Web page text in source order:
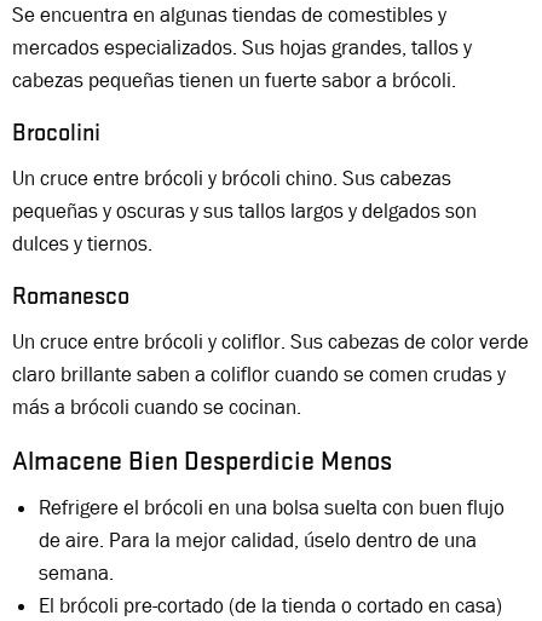
Se encuentra en algunas tiendas de comestibles y
mercados especializados. Sus hojas grandes, tallos y
cabezas pequeñas tienen un fuerte sabor a brócoli.
Brocolini
Un cruce entre brócoli y brócoli chino. Sus cabezas
pequeñas y oscuras y sus tallos largos y delgados son
dulces y tiernos.
Romanesco
Un cruce entre brócoli y coliflor. Sus cabezas de color verde
claro brillante saben a coliflor cuando se comen crudas y
más a brócoli cuando se cocinan.
Almacene Bien Desperdicie Menos
Refrigere el brócoli en una bolsa suelta con buen flujo
de aire. Para la mejor calidad, úselo dentro de una
semana.
El brócoli pre-cortado (de la tienda o cortado en casa)